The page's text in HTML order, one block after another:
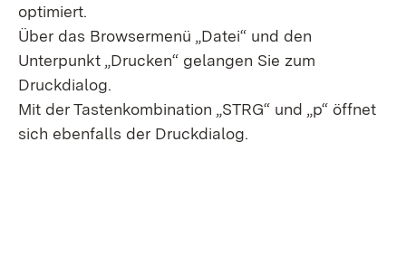
optimiert.
Über das Browsermenü „Datei“ und den
Unterpunkt „Drucken“ gelangen Sie zum
Druckdialog.
Mit der Tastenkombination „STRG“ und „p“ öffnet
sich ebenfalls der Druckdialog.